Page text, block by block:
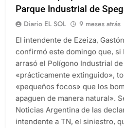
Parque Industrial de
Diario EL SOL 9 meses atrás
El intendente de Ezeiza,
confirmó este domingo que, si
arrasó el Polígono Industrial
«prácticamente extinguido»,
«pequeños focos» que los
apaguen de manera natural».
Noticias Argentina de las
intendente a TN, el siniestro,